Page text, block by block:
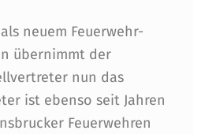
neuem Feuerwehr-
übernimmt der
nun das
ist ebenso seit Jahren
Feuerwehren